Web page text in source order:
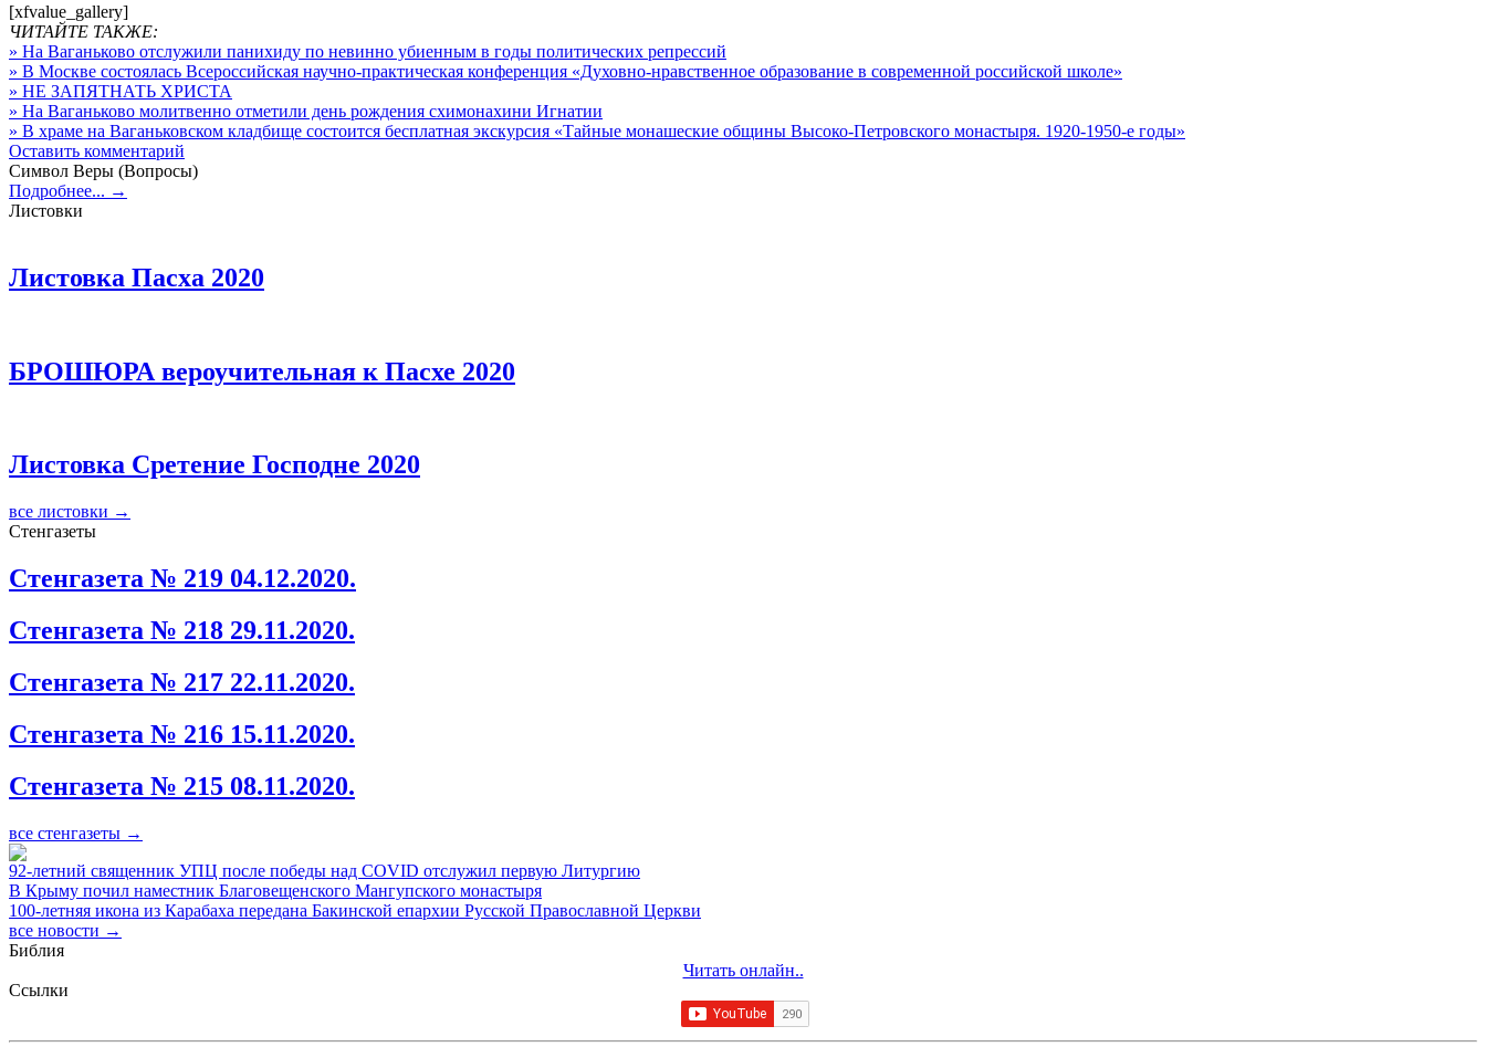
[xfvalue_gallery]
ЧИТАЙТЕ ТАКЖЕ:
» На Ваганьково отслужили панихиду по невинно убиенным в годы политических репрессий
» В Москве состоялась Всероссийская научно-практическая конференция «Духовно-нравственное образование в современной российской школе»
» НЕ ЗАПЯТНАТЬ ХРИСТА
» На Ваганьково молитвенно отметили день рождения схимонахини Игнатии
» В храме на Ваганьковском кладбище состоится бесплатная экскурсия «Тайные монашеские общины Высоко-Петровского монастыря. 1920-1950-е годы»
Оставить комментарий
Символ Веры (Вопросы)
Подробнее... →
Листовки
Листовка Пасха 2020
БРОШЮРА вероучительная к Пасхе 2020
Листовка Сретение Господне 2020
все листовки →
Стенгазеты
Стенгазета № 219 04.12.2020.
Стенгазета № 218 29.11.2020.
Стенгазета № 217 22.11.2020.
Стенгазета № 216 15.11.2020.
Стенгазета № 215 08.11.2020.
все стенгазеты →
92-летний священник УПЦ после победы над COVID отслужил первую Литургию
В Крыму почил наместник Благовещенского Мангупского монастыря
100-летняя икона из Карабаха передана Бакинской епархии Русской Православной Церкви
все новости →
Библия
Читать онлайн..
Ссылки